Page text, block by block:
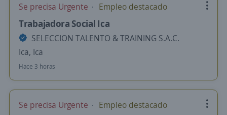
Se precisa Urgente Empleo destacado
Trabajadora Social Ica
SELECCION TALENTO & TRAINING S.A.C.
Ica, Ica
Hace 3 horas
Se precisa Urgente Empleo destacado